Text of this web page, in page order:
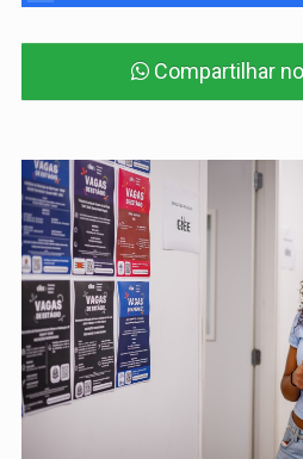
Compartilhar